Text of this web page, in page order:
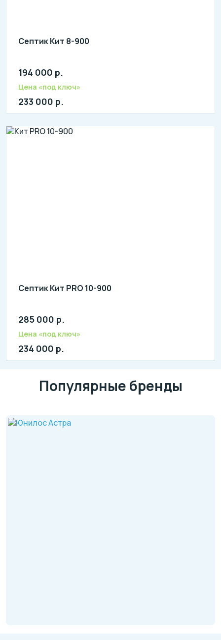
Септик Кит 8-900
Количество человек: 6-8
литров в сутки: 1600
194 000 р.
Цена «под ключ»
233 000 р.
Септик Кит PRO 10-900
Количество человек: 8-10
литров в сутки: 2000
285 000 р.
Цена «под ключ»
234 000 р.
Популярные бренды